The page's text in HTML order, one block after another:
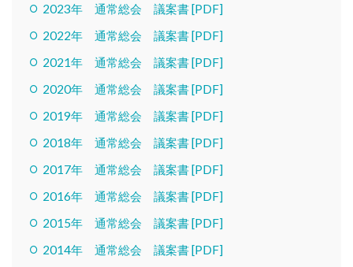
2023年 通常総会 議案書 [PDF]
2022年 通常総会 議案書 [PDF]
2021年 通常総会 議案書 [PDF]
2020年 通常総会 議案書 [PDF]
2019年 通常総会 議案書 [PDF]
2018年 通常総会 議案書 [PDF]
2017年 通常総会 議案書 [PDF]
2016年 通常総会 議案書 [PDF]
2015年 通常総会 議案書 [PDF]
2014年 通常総会 議案書 [PDF]